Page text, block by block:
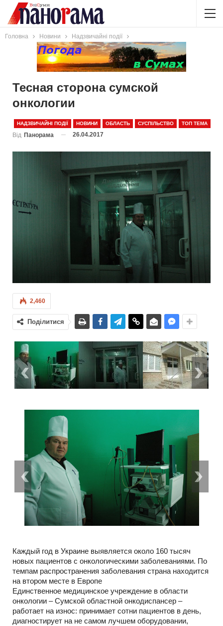
Головна Новини Надзвичайні події
Тесная сторона сумской
онкологии
НАДЗВИЧАЙНІ ПОДІЇ НОВИНИ ОБЛАСТЬ СУСПІЛЬСТВО ТОП ТЕМА
Від Панорама 26.04.2017
2,460
Поділитися
Каждый год в Украине выявляется около 160 тысяч
новых пациентов с онкологическими заболеваниями. По
темпам распространения заболевания страна находится
на втором месте в Европе
Единственное медицинское учреждение в области
онкологии – Сумской областной онкодиспансер –
работает на износ: принимает сотни пациентов в день,
диагностирует на не самом лучшем оборудовании,